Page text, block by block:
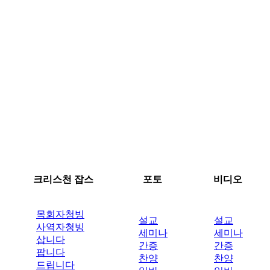
크리스천 잡스 포토 비디오
목회자청빙
사역자청빙
삽니다
팝니다
드립니다
설교
세미나
간증
찬양
설교
세미나
간증
찬양